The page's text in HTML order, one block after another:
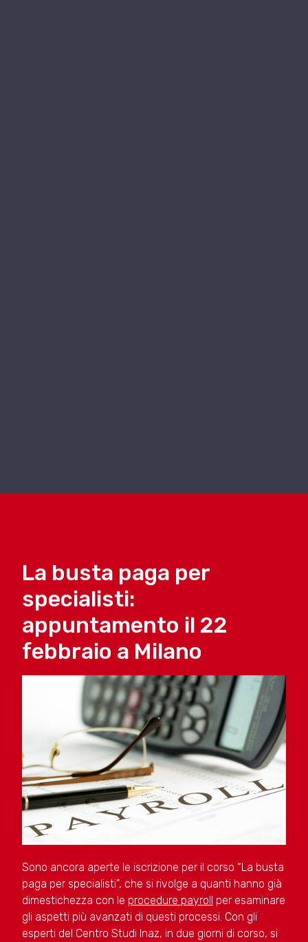
La busta paga per
specialisti:
appuntamento il 22
febbraio a Milano
Sono ancora aperte le iscrizione per il corso “La busta
paga per specialisti”, che si rivolge a quanti hanno già
dimestichezza con le procedure payroll per esaminare
gli aspetti più avanzati di questi processi. Con gli
esperti del Centro Studi Inaz, in due giorni di corso, si